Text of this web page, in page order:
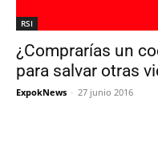
RSI
¿Comprarías un
para salvar otras
ExpokNews - 27 junio 2016